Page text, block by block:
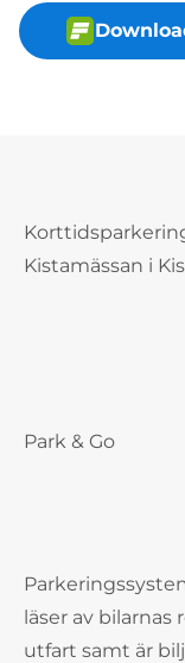
Kistamässan i
Park & Go
läser av
utfart samt är